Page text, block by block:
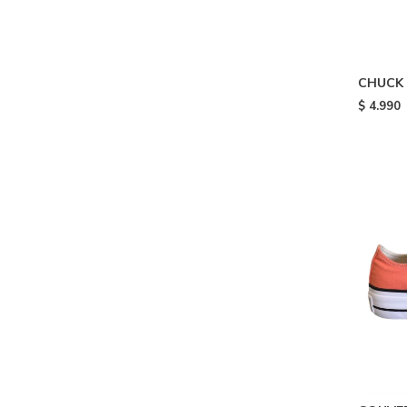
$ 4.990